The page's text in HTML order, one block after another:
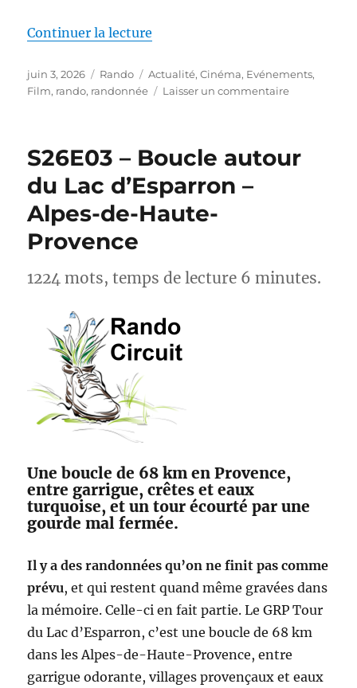
Continuer la lecture
Publié
le
juin 3, 2026 Catégories
Rando Étiquettes
Actualité,Cinéma, Evénements,
Film, rando, randonnée Laisser un commentairesur
mois-
S26E03 – Boucle autour
du Lac d’Esparron –
Alpes-de-Haute-
Provence
1224 mots, temps de lecture 6 minutes.
Une boucle de 68 km en Provence,
entre garrigue, crêtes et eaux
turquoise, et un tour écourté par une
gourde mal fermée.
Il y a des randonnées qu’on ne finit pas comme
prévu, et qui restent quand même gravées dans
la mémoire. Celle-ci en fait partie. Le GRP Tour
du Lac d’Esparron, c’est une boucle de 68 km
dans les Alpes-de-Haute-Provence, entre
garrigue odorante, villages provençaux et eaux